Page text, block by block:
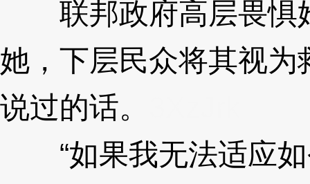
联邦政府高层畏惧
她，下层民众将其视
说过的话。
“如果我无法适应如